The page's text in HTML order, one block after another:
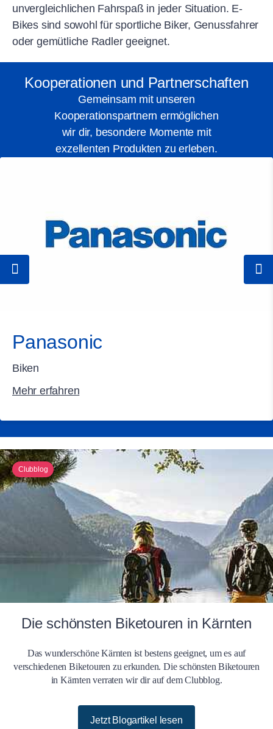
unvergleichlichen Fahrspaß in jeder Situation. E-
Bikes sind sowohl für sportliche Biker, Genussfahrer
oder gemütliche Radler geeignet.
Kooperationen und Partnerschaften
Gemeinsam mit unseren
Kooperationspartnern ermöglichen
wir dir, besondere Momente mit
exzellenten Produkten zu erleben.
Panasonic
Biken
Mehr erfahren
Clubblog
Die schönsten Biketouren in Kärnten
Das wunderschöne Kärnten ist bestens geeignet, um es auf
verschiedenen Biketouren zu erkunden. Die schönsten Biketouren
in Kärnten verraten wir dir auf dem Clubblog.
Jetzt Blogartikel lesen